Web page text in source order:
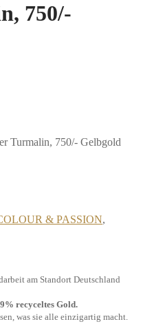
750/-
Turmalin, 750/- Gelbgold
& PASSION,
am Standort Deutschland
recyceltes Gold.
was sie alle einzigartig macht.